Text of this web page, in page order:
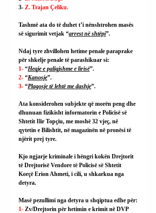
3- Z. Trajan Çeliku.
Tashmë ata do të duhet t’i nënshtrohen masës
së sigurimit vetjak “arrest në shtëpi”.
Ndaj tyre zhvillohen hetime penale paraprake
për shkelje penale të parashikuar si:
1- “Heqje e paligjshme e lirisë”.
2- “Kanosje”.
3- “Plagosje të lehtë me dashje”.
Ata konsiderohen subjekte që morën peng dhe
dhunuan fizikisht informatorin e Policisë së
Shtetit Ilir Topçiu, me moshë 32 vjeç, në
qytetin e Bilishtit, në magazinën në pronësi të
njërit prej tyre.
Kjo ngjarje kriminale i hëngri kokën Drejtorit
të Drejtorisë Vendore të Policisë së Shtetit
Korçë Erion Ahmeti, i cili, u shkarkua nga
detyra.
Masë pezullimi nga detyra u shqiptua edhe për:
1- Zv/Drejtorin për hetimin e krimit në DVP